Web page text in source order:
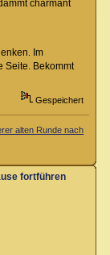
charmant
Im
Seite. Bekommt
Gespeichert
alten Runde nach
fortführen